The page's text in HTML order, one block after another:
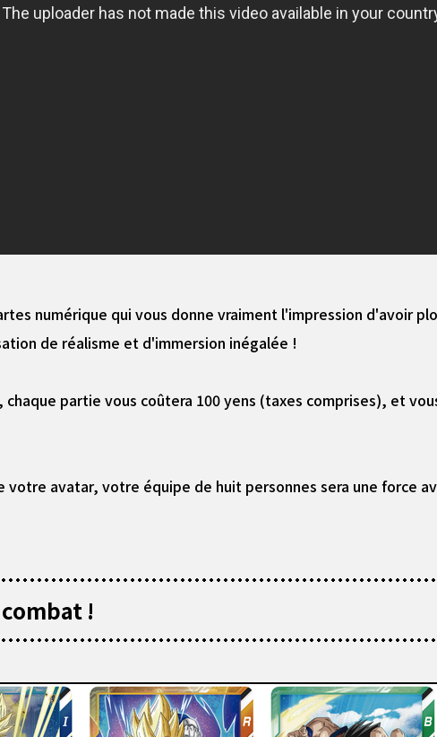
numérique qui vous donne vraiment l'impression d'avoir
de réalisme et d'immersion inégalée !
partie vous coûtera 100 yens (taxes comprises), et
avatar, votre équipe de huit personnes sera une force
!